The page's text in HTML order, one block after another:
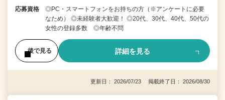
応募資格
◎PC・スマートフォンをお持ちの方（※アンケートに必要
なため） ◎未経験者大歓迎！ ◎20代、30代、40代、50代の
女性の登録多数 ◎年齢不問
後で見る 詳細を見る
更新日： 2026/07/23 掲載終了日： 2026/08/30